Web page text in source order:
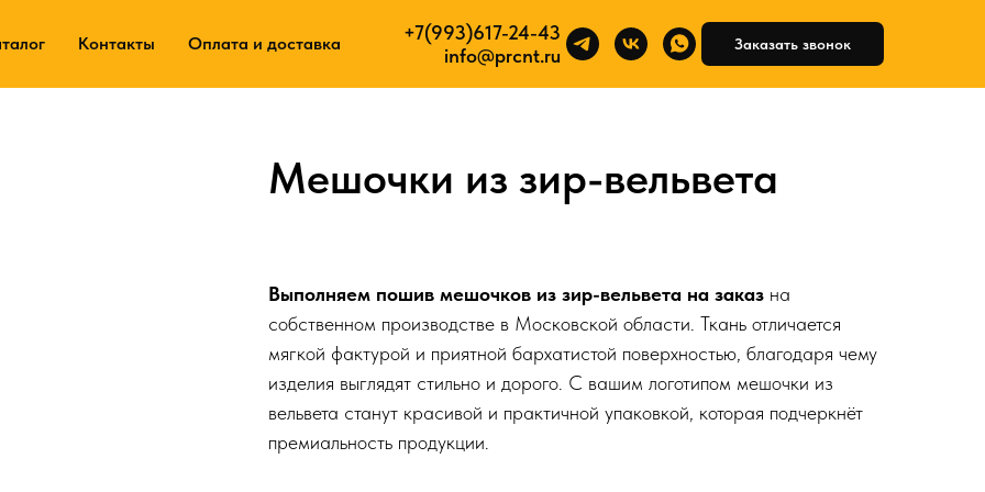
Контакты Оплата и доставка
+7(993)617-24-43
info@prcnt.ru
Заказать звонок
Контакты Оплата и доставка
+7(993)617-24-43
info@prcnt.ru
Заказать звонок
Мешочки из зир-вельвета
Выполняем пошив мешочков из зир-вельвета на заказ на
собственном производстве в Московской области. Ткань отличается
мягкой фактурой и приятной бархатистой поверхностью, благодаря чему
изделия выглядят стильно и дорого. С вашим логотипом мешочки из
вельвета станут красивой и практичной упаковкой, которая подчеркнёт
премиальность продукции.